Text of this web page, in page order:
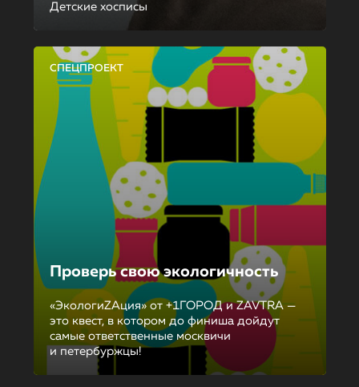
Детские хосписы
СПЕЦПРОЕКТ
Проверь свою экологичность
«ЭкологиZAция» от +1ГОРОД и ZAVTRA —
это квест, в котором до финиша дойдут
самые ответственные москвичи
и петербуржцы!